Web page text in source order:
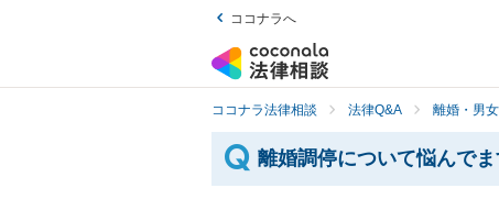
ココナラへ
ココナラ法律相談 法律Q&A 離婚・男
離婚調停について悩んで